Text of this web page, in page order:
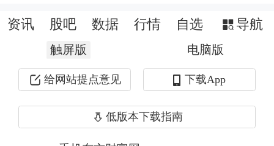
绩单，总体承压。2025年第一季度，中
国平安营业收入为2328.01亿元，相较
于2024年同期下降了5.2% 。归属于母
公司股东的营运利润379.07亿元，同比
增长2.4%。归属于母公司股东的净利
资讯 股吧 数据 行情 自选 导航
触屏版 电脑版
给网站提点意见 下载App
低版本下载指南